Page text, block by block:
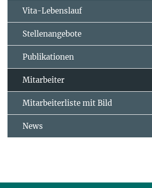
Vita-Lebenslauf
Stellenangebote
Publikationen
Mitarbeiter
Mitarbeiterliste mit Bild
News